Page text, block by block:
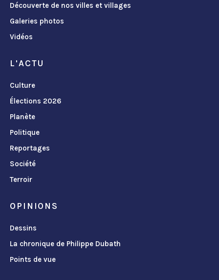
Découverte de nos villes et villages
Galeries photos
Vidéos
L'ACTU
Culture
Élections 2026
Planète
Politique
Reportages
Société
Terroir
OPINIONS
Dessins
La chronique de Philippe Dubath
Points de vue